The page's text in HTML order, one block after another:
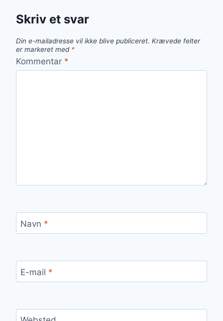
Skriv et svar
Din e-mailadresse vil ikke blive publiceret. Krævede felter
er markeret med *
Kommentar *
Navn *
E-mail *